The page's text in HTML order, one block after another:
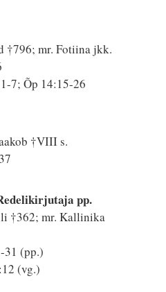
†796; mr. Fotiina jkk.
7; Õp 14:15-26
†VIII s.
pp.
†362; mr. Kallinika
31 (pp.)
(vg.)